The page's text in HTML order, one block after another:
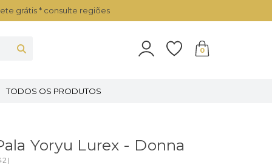
grátis * consulte regiões
0
TODOS OS PRODUTOS
Yoryu Lurex - Donna
)